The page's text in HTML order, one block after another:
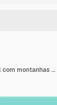
Barco dragão com zongzi no rio para o Dragon Boat Festival com montanhas e nuvens